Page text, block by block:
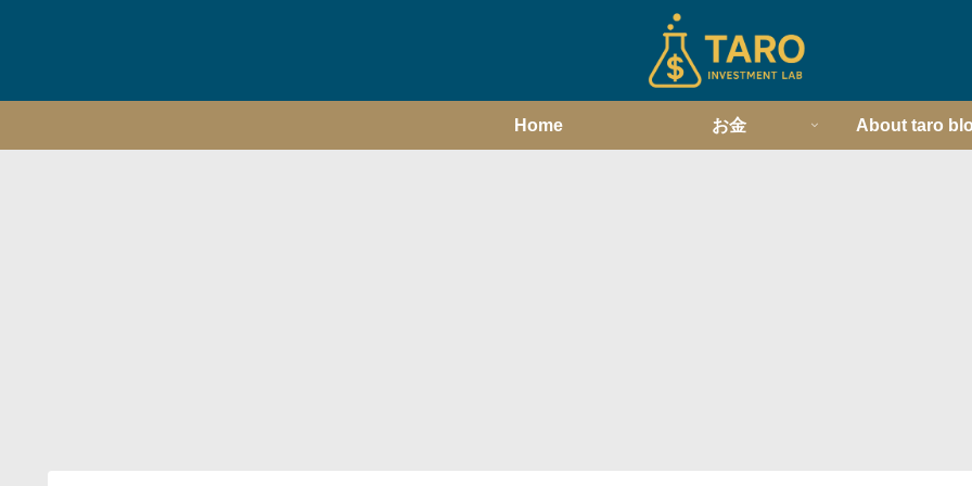
Home お金 About taro